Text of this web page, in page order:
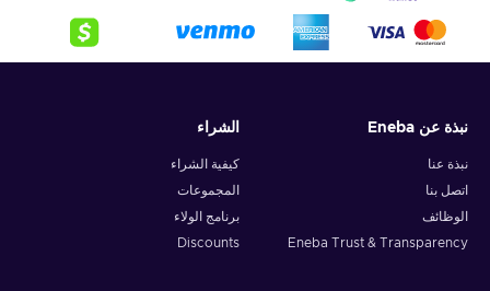
نبذة عن Eneba
نبذة عنا
اتصل بنا
الوظائف
Eneba Trust & Transparency
الشراء
كيفية الشراء
المجموعات
برنامج الولاء
Discounts